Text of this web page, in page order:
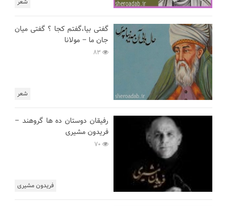
شعر
گفتی بیا،گفتم کجا ؟ گفتی میان
جان ما – مولانا
فریدون مشیری
رفیقان دوستان ده ها گروهند –
فریدون مشیری